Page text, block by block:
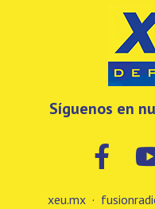
Síguenos en
xeu.mx ·